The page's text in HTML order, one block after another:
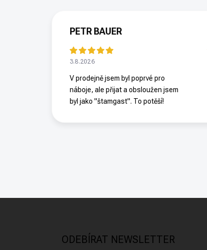
PETR BAUER
3.8.2026
V prodejně jsem byl poprvé pro
náboje, ale přijat a obsloužen jsem
byl jako "štamgast". To potěší!
ODEBÍRAT NEWSLETTER